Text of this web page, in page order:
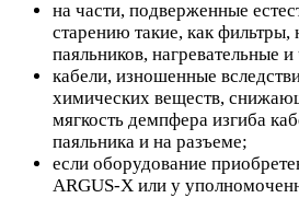
на части, подверженные
старению такие, как фильтры,
паяльников, нагревательные
кабели, изношенные
химических веществ,
мягкость демпфера изгиба
паяльника и на разъеме;
если оборудование
ARGUS-X или у